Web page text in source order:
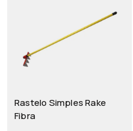
Rastelo Simples Rake
Fibra